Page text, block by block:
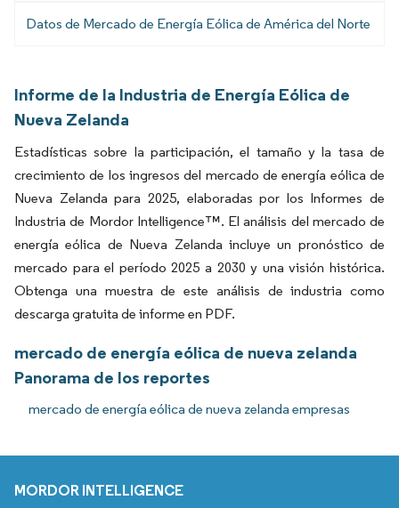
Datos de Mercado de Energía Eólica de América del Norte
Informe de la Industria de Energía Eólica de
Nueva Zelanda
Estadísticas sobre la participación, el tamaño y la tasa de
crecimiento de los ingresos del mercado de energía eólica de
Nueva Zelanda para 2025, elaboradas por los Informes de
Industria de Mordor Intelligence™. El análisis del mercado de
energía eólica de Nueva Zelanda incluye un pronóstico de
mercado para el período 2025 a 2030 y una visión histórica.
Obtenga una muestra de este análisis de industria como
descarga gratuita de informe en PDF.
mercado de energía eólica de nueva zelanda
Panorama de los reportes
mercado de energía eólica de nueva zelanda empresas
MORDOR INTELLIGENCE